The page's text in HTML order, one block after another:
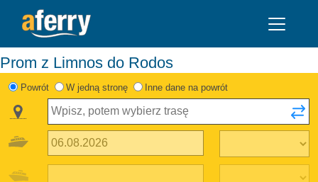
Prom z Limnos do Rodos
Powrót W jedną stronę Inne dane na powrót